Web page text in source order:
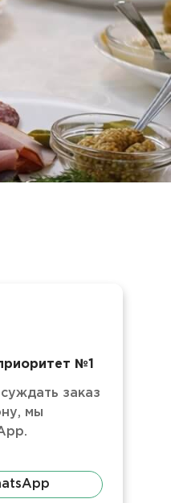
№1
заказ
мы